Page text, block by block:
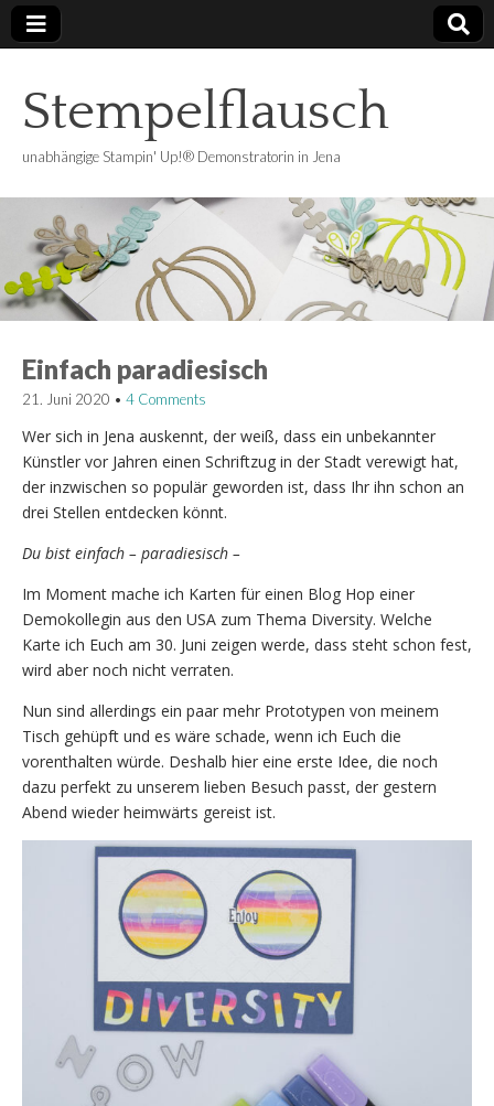
Stempelflausch
unabhängige Stampin' Up!® Demonstratorin in Jena
Einfach paradiesisch
21. Juni 2020 • 4 Comments
Wer sich in Jena auskennt, der weiß, dass ein unbekannter
Künstler vor Jahren einen Schriftzug in der Stadt verewigt hat,
der inzwischen so populär geworden ist, dass Ihr ihn schon an
drei Stellen entdecken könnt.
Du bist einfach – paradiesisch –
Im Moment mache ich Karten für einen Blog Hop einer
Demokollegin aus den USA zum Thema Diversity. Welche
Karte ich Euch am 30. Juni zeigen werde, dass steht schon fest,
wird aber noch nicht verraten.
Nun sind allerdings ein paar mehr Prototypen von meinem
Tisch gehüpft und es wäre schade, wenn ich Euch die
vorenthalten würde. Deshalb hier eine erste Idee, die noch
dazu perfekt zu unserem lieben Besuch passt, der gestern
Abend wieder heimwärts gereist ist.